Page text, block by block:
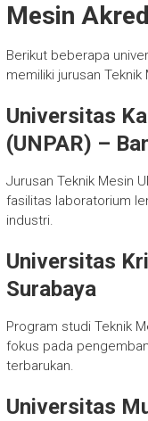
Mesin
Berikut beberapa
memiliki jurusan
Universitas
(UNPAR) –
Jurusan Teknik Mesin
fasilitas laboratorium
industri.
Universitas
Surabaya
Program studi Teknik
fokus pada
terbarukan.
Universitas